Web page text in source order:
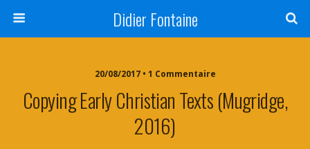
Didier Fontaine
20/08/2017 • 1 Commentaire
Copying Early Christian Texts (Mugridge,
2016)